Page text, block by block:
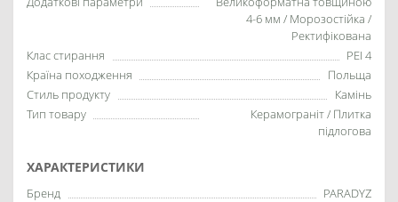
4-6 мм / Морозостійка /
Ректифікована
Клас стирання
PEI 4
Країна походження
Польща
Стиль продукту
Камінь
Тип товару
Керамограніт / Плитка
підлогова
ХАРАКТЕРИСТИКИ
Бренд
PARADYZ